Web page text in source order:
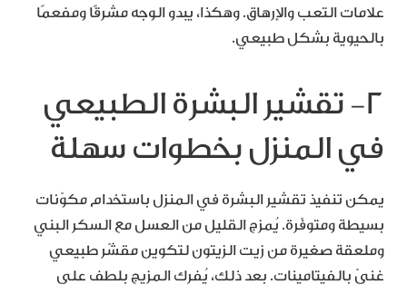
علامات التعب والإرهاق. وهكذا، يبدو الوجه مشرقًا ومفعمًا
بالحيوية بشكل طبيعي.
٢- تقشير البشرة الطبيعي
في المنزل بخطوات سهلة
يمكن تنفيذ تقشير البشرة في المنزل باستخدام مكوّنات
بسيطة ومتوفّرة. يُمزج القليل من العسل مع السكر البني
وملعقة صغيرة من زيت الزيتون لتكوين مقشّر طبيعي
غنيّ بالفيتامينات. بعد ذلك، يُفرك المزيج بلطف على